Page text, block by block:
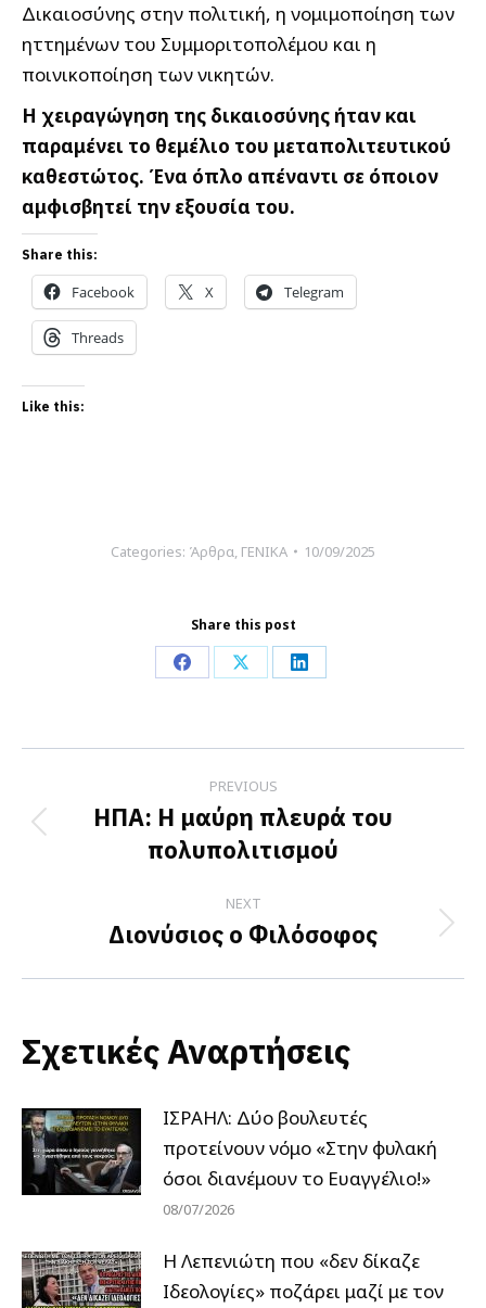
Δικαιοσύνης στην πολιτική, η νομιμοποίηση των
ηττημένων του Συμμοριτοπολέμου και η
ποινικοποίηση των νικητών.
Η χειραγώγηση της δικαιοσύνης ήταν και
παραμένει το θεμέλιο του μεταπολιτευτικού
καθεστώτος. Ένα όπλο απέναντι σε όποιον
αμφισβητεί την εξουσία του.
Share this:
Facebook X Telegram
Threads
Like this:
Categories: Άρθρα, ΓΕΝΙΚΑ 10/09/2025
Share this post
Share
Facebook
Share
X
Share
LinkedIn
navigation
PREVIOUS
Previous
post:
ΗΠΑ: Η μαύρη πλευρά του
πολυπολιτισμού
NEXT
Next
Διονύσιος ο Φιλόσοφος
Σχετικές Αναρτήσεις
ΙΣΡΑΗΛ: Δύο βουλευτές
προτείνουν νόμο «Στην φυλακή
όσοι διανέμουν το Ευαγγέλιο!»
08/07/2026
Η Λεπενιώτη που «δεν δίκαζε
Ιδεολογίες» ποζάρει μαζί με τον